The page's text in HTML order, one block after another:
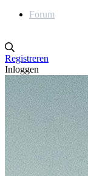
Forum
Registreren
Inloggen